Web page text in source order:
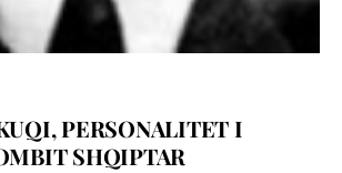
PERSONALITET I
SHQIPTAR